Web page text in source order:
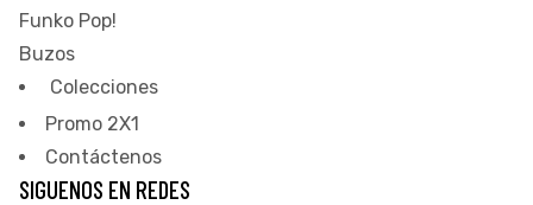
Funko Pop!
Buzos
Colecciones
Promo 2X1
Contáctenos
SIGUENOS EN REDES